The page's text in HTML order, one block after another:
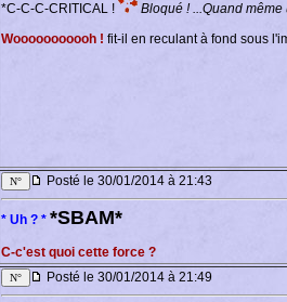
*C-C-C-CRITICAL !
Bloqué ! ...Quand
Wooooooooooh ! fit-il en reculant à fond sous
Posté le 30/01/2014 à 21:43
* Uh ? * *SBAM*
C-c'est quoi cette force ?
Posté le 30/01/2014 à 21:49